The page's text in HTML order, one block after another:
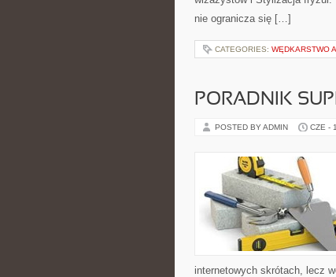
nie ogranicza się […]
CATEGORIES: WĘDKARSTWO
PORADNIK
POSTED BY ADMIN CZE -
internetowych skrótach, lecz